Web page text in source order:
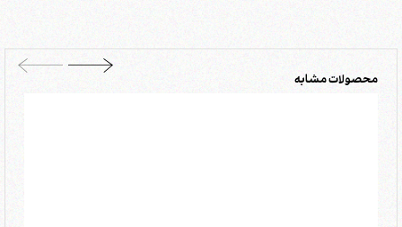
محصولات مشابه